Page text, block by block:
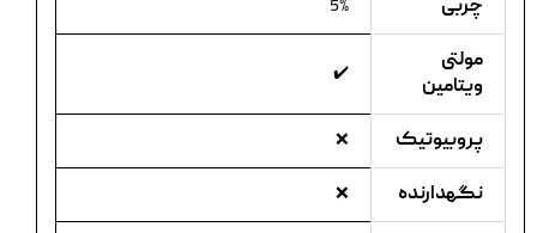
چربی 5%
مولتی
ویتامین
✔️
پروبیوتیک ❌
نگهدارنده ❌